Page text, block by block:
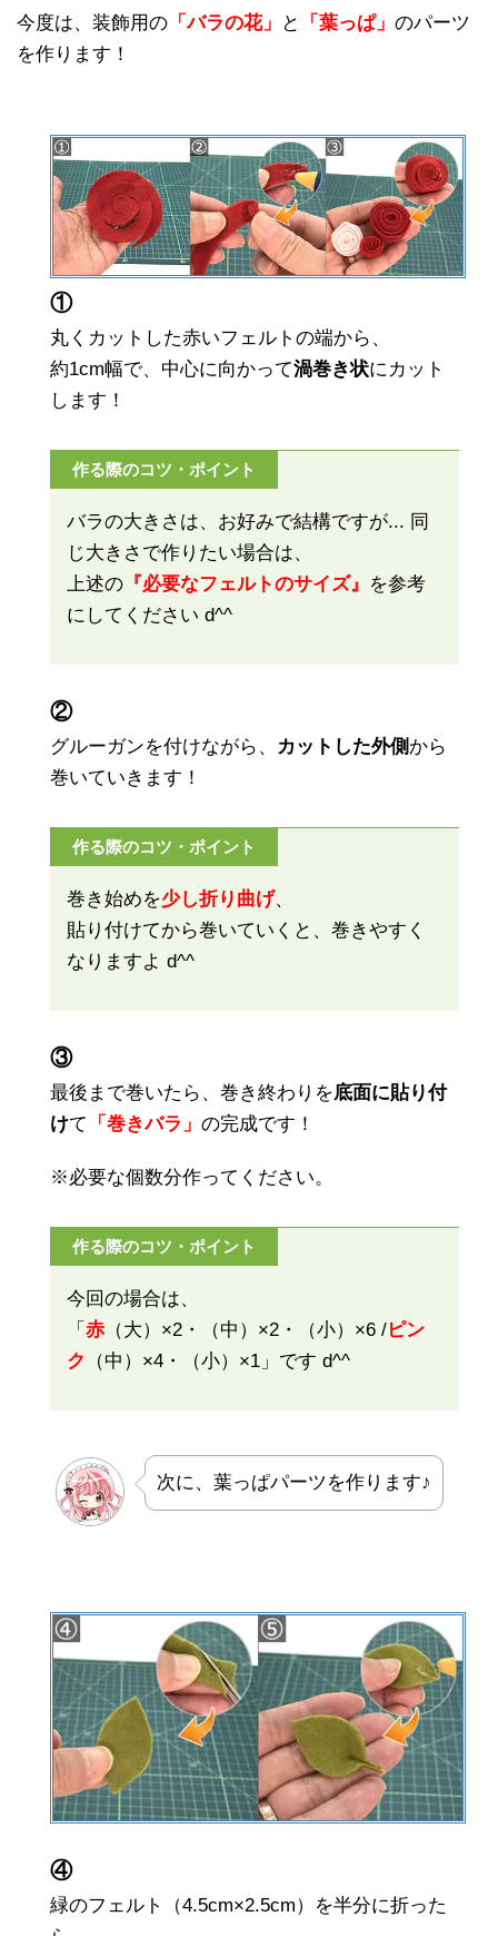
今度は、装飾用の 「バラの花」 と 「葉っぱ」 のパーツ
を作ります！
①
丸くカットした赤いフェルトの端から、
約1cm幅で、中心に向かって渦巻き状にカット
します！
作る際のコツ・ポイント
バラの大きさは、お好みで結構ですが... 同
じ大きさで作りたい場合は、
上述の 『必要なフェルトのサイズ』 を参考
にしてください d^^
②
グルーガンを付けながら、 カットした外側 から
巻いていきます！
作る際のコツ・ポイント
巻き始めを少し折り曲げ、
貼り付けてから巻いていくと、巻きやすく
なりますよ d^^
③
最後まで巻いたら、巻き終わりを底面に貼り付
けて 「巻きバラ」 の完成です！
※必要な個数分作ってください。
作る際のコツ・ポイント
今回の場合は、
「 赤 （大）×2・（中）×2・（小）×6 /ピン
ク
（中）×4・（小）×1」です d^^
次に、葉っぱパーツを作ります♪
④
緑のフェルト（4.5cm×2.5cm）を半分に折った